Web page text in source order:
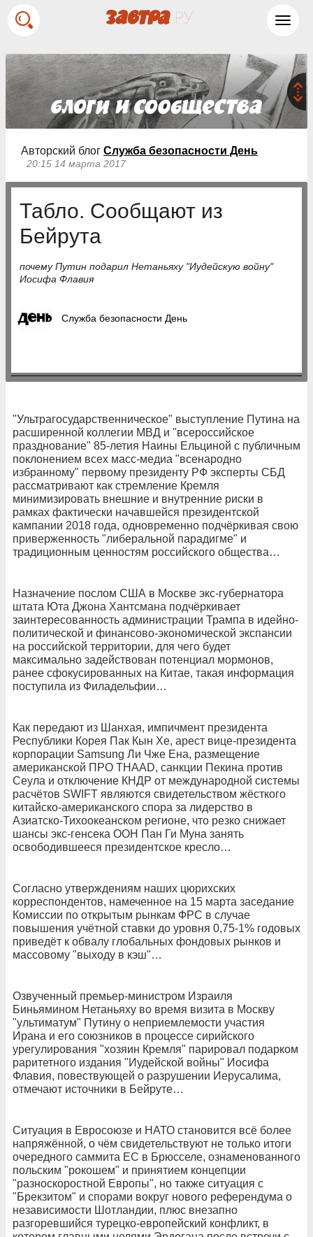
Авторский блог Служба безопасности День
20:15 14 марта 2017
Табло. Сообщают из
Бейрута
почему Путин подарил Нетаньяху "Иудейскую войну"
Иосифа Флавия
Служба безопасности День
"Ультрагосударственническое" выступление Путина на
расширенной коллегии МВД и "всероссийское
празднование" 85-летия Наины Ельциной с публичным
поклонением всех масс-медиа "всенародно
избранному" первому президенту РФ эксперты СБД
рассматривают как стремление Кремля
минимизировать внешние и внутренние риски в
рамках фактически начавшейся президентской
кампании 2018 года, одновременно подчёркивая свою
приверженность "либеральной парадигме" и
традиционным ценностям российского общества…
Назначение послом США в Москве экс-губернатора
штата Юта Джона Хантсмана подчёркивает
заинтересованность администрации Трампа в идейно-
политической и финансово-экономической экспансии
на российской территории, для чего будет
максимально задействован потенциал мормонов,
ранее сфокусированных на Китае, такая информация
поступила из Филадельфии…
Как передают из Шанхая, импичмент президента
Республики Корея Пак Кын Хе, арест вице-президента
корпорации Samsung Ли Чже Ена, размещение
американской ПРО THAAD, санкции Пекина против
Сеула и отключение КНДР от международной системы
расчётов SWIFT являются свидетельством жёсткого
китайско-американского спора за лидерство в
Азиатско-Тихоокеанском регионе, что резко снижает
шансы экс-генсека ООН Пан Ги Муна занять
освободившееся президентское кресло…
Согласно утверждениям наших цюрихских
корреспондентов, намеченное на 15 марта заседание
Комиссии по открытым рынкам ФРС в случае
повышения учётной ставки до уровня 0,75-1% годовых
приведёт к обвалу глобальных фондовых рынков и
массовому "выходу в кэш"…
Озвученный премьер-министром Израиля
Биньямином Нетаньяху во время визита в Москву
"ультиматум" Путину о неприемлемости участия
Ирана и его союзников в процессе сирийского
урегулирования "хозяин Кремля" парировал подарком
раритетного издания "Иудейской войны" Иосифа
Флавия, повествующей о разрушении Иерусалима,
отмечают источники в Бейруте…
Ситуация в Евросоюзе и НАТО становится всё более
напряжённой, о чём свидетельствуют не только итоги
очередного саммита ЕС в Брюсселе, ознаменованного
польским "рокошем" и принятием концепции
"разноскоростной Европы", но также ситуация с
"Брекзитом" и спорами вокруг нового референдума о
независимости Шотландии, плюс внезапно
разгоревшийся турецко-европейский конфликт, в